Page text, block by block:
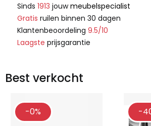
Sinds 1913 jouwmeubelspecialist
Gratis ruilen binnen 30 dagen
Klantenbeoordeling 9.5/10
Laagste prijsgarantie
Best verkocht
-0% -